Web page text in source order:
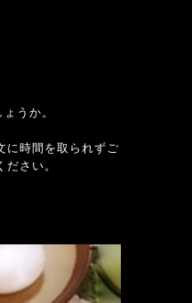
うか。
に時間を取られずご
さい。